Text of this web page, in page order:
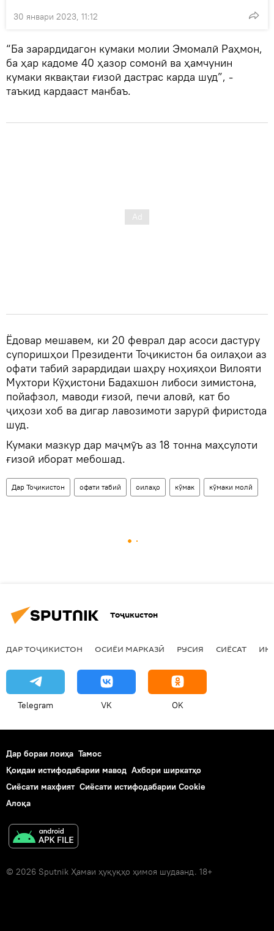
30 январи 2023, 11:12
“Ба зарардидагон кумаки молии Эмомалӣ Раҳмон,
ба ҳар кадоме 40 ҳазор сомонӣ ва ҳамчунин
кумаки яквақтаи ғизоӣ дастрас карда шуд”, -
таъкид кардааст манбаъ.
Ёдовар мешавем, ки 20 феврал дар асоси дастуру
супоришҳои Президенти Тоҷикистон ба оилаҳои аз
офати табиӣ зарардидаи шаҳру ноҳияҳои Вилояти
Мухтори Кӯҳистони Бадахшон либоси зимистона,
пойафзол, маводи ғизоӣ, печи аловӣ, кат бо
ҷиҳози хоб ва дигар лавозимоти зарурӣ фиристода
шуд.
Кумаки мазкур дар маҷмӯъ аз 18 тонна маҳсулоти
ғизоӣ иборат мебошад.
Дар Тоҷикистон офати табиӣ оилаҳо кӯмак кӯмаки молӣ
Тоҷикистон
ДАР ТОҶИКИСТОН ОСИЁИ МАРКАЗӢ РУСИЯ СИЁСАТ
Telegram VK OK
Дар бораи лоиҳа Тамос
Қоидаи истифодабарии мавод Ахбори ширкатҳо
Сиёсати махфият Сиёсати истифодабарии Cookie
Алоқа
© 2026 Sputnik Ҳамаи ҳуқуқҳо ҳимоя шудаанд. 18+